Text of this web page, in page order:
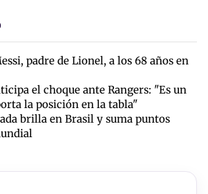
padre de Lionel, a los 68 años en
el choque ante Rangers: "Es un
la posición en la tabla"
brilla en Brasil y suma puntos